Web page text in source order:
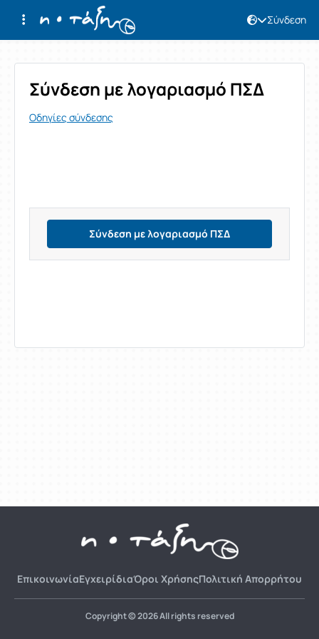
Σύνδεση
Σύνδεση
Σύνδεση με λογαριασμό ΠΣΔ
Οδηγίες σύνδεσης
Σύνδεση με λογαριασμό ΠΣΔ
ΕπικοινωνίαΕγχειρίδιαΌροι ΧρήσηςΠολιτική Απορρήτου
Copyright © 2026 All rights reserved